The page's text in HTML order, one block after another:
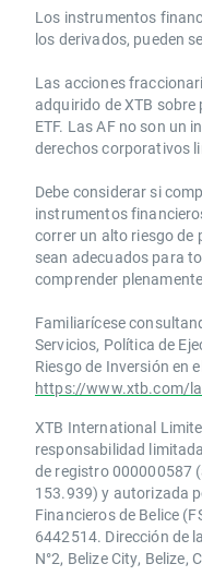
Los instrumentos
los derivados, pueden
Las acciones
adquirido de XTB
ETF. Las AF no son un
derechos corporativos
Debe considerar si
instrumentos
correr un alto riesgo de
sean adecuados para
comprender
Familiarícese
Servicios, Política de
Riesgo de Inversión en
https://www.xtb.com/
XTB International
responsabilidad
de registro 000000587
153.939) y autorizada
Financieros de Belice
6442514. Dirección de
N°2, Belize City, Belize,